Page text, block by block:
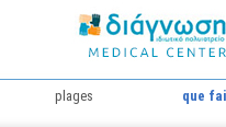
plages que